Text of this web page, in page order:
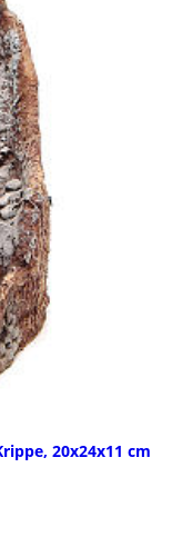
20x24x11 cm